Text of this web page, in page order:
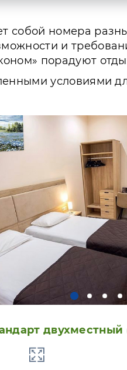
номера
и
порадуют
условиями
двухместный